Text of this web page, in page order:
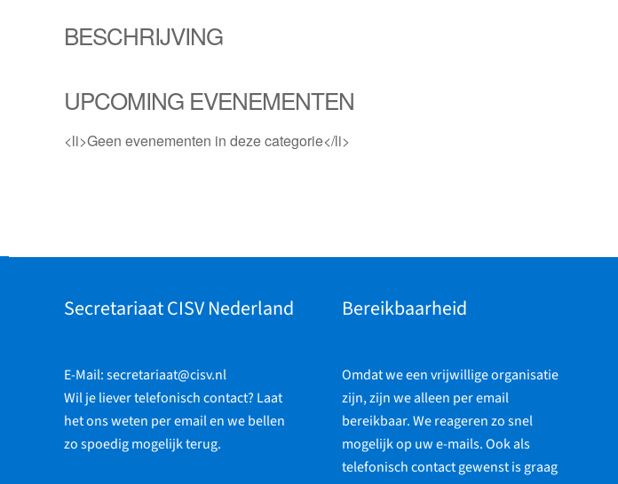
BESCHRIJVING
UPCOMING EVENEMENTEN
<li>Geen evenementen in deze categorie</li>
Secretariaat CISV Nederland
E-Mail:secretariaat@cisv.nl
Wil je liever telefonisch contact? Laat
het ons weten per email en we bellen
zo spoedig mogelijk terug.
Bereikbaarheid
Omdat we een vrijwillige organisatie
zijn, zijn we alleen per email
bereikbaar. We reageren zo snel
mogelijk op uw e-mails. Ook als
telefonisch contact gewenst is graag